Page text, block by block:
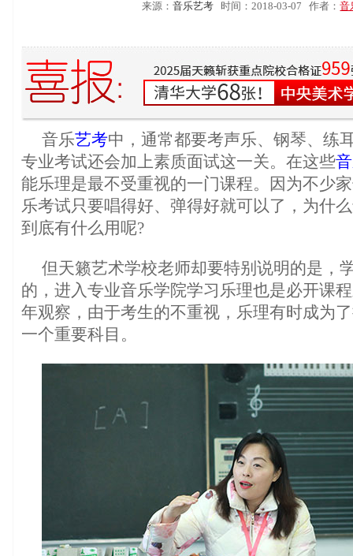
来源：音乐艺考 时间：2018-03-07 作者：音
音乐艺考中，通常都要考声乐、钢琴、练
专业考试还会加上素质面试这一关。在这些
能乐理是最不受重视的一门课程。因为不少
乐考试只要唱得好、弹得好就可以了，为什
到底有什么用呢?
但天籁艺术学校老师却要特别说明的是，
的，进入专业音乐学院学习乐理也是必开课
年观察，由于考生的不重视，乐理有时成为
一个重要科目。